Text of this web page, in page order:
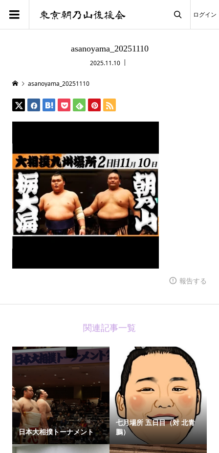
ログイン
asanoyama_20251110
2025.11.10
asanoyama_20251110
報告する
関連記事一覧
日本大相撲トーナメント
七月場所 五日目（対 北青
鵬）